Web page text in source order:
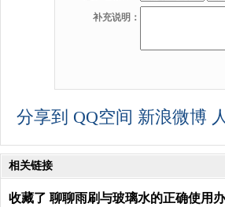
补充说明：
分享到 QQ空间 新浪微博
相关链接
收藏了 聊聊雨刷与玻璃水的正确使用